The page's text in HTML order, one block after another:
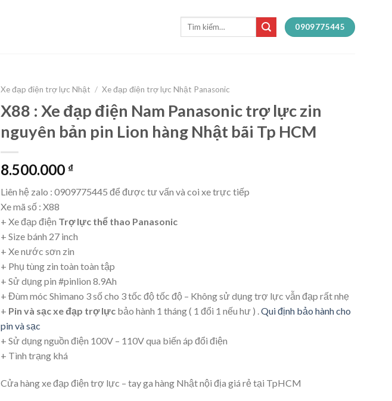
Tìm
0909775445
Xe đạp điện trợ lực Nhật / Xe đạp điện trợ lực Nhật Panasonic
X88 : Xe đạp điện Nam Panasonic trợ lực zin
nguyên bản pin Lion hàng Nhật bãi Tp HCM
8.500.000 ₫
Liên hệ zalo : 0909775445 để được tư vấn và coi xe trực tiếp
Xe mã số : X88
+ Xe đạp điện Trợ lực thể thao Panasonic
+ Size bánh 27 inch
+ Xe nước sơn zin
+ Phụ tùng zin toàn toàn tập
+ Sử dụng pin #pinlion 8.9Ah
+ Đùm móc Shimano 3 số cho 3 tốc độ tốc độ – Không sử dụng trợ lực vẫn đạp rất nhẹ
+ Pin và sạc xe đạp trợ lực bảo hành 1 tháng ( 1 đổi 1 nếu hư ) . Qui định bảo hành cho
pin và sạc
+ Sử dụng nguồn điện 100V – 110V qua biến áp đổi điện
+ Tình trạng khá
Cửa hàng xe đạp điện trợ lực – tay ga hàng Nhật nội địa giá rẻ tại TpHCM